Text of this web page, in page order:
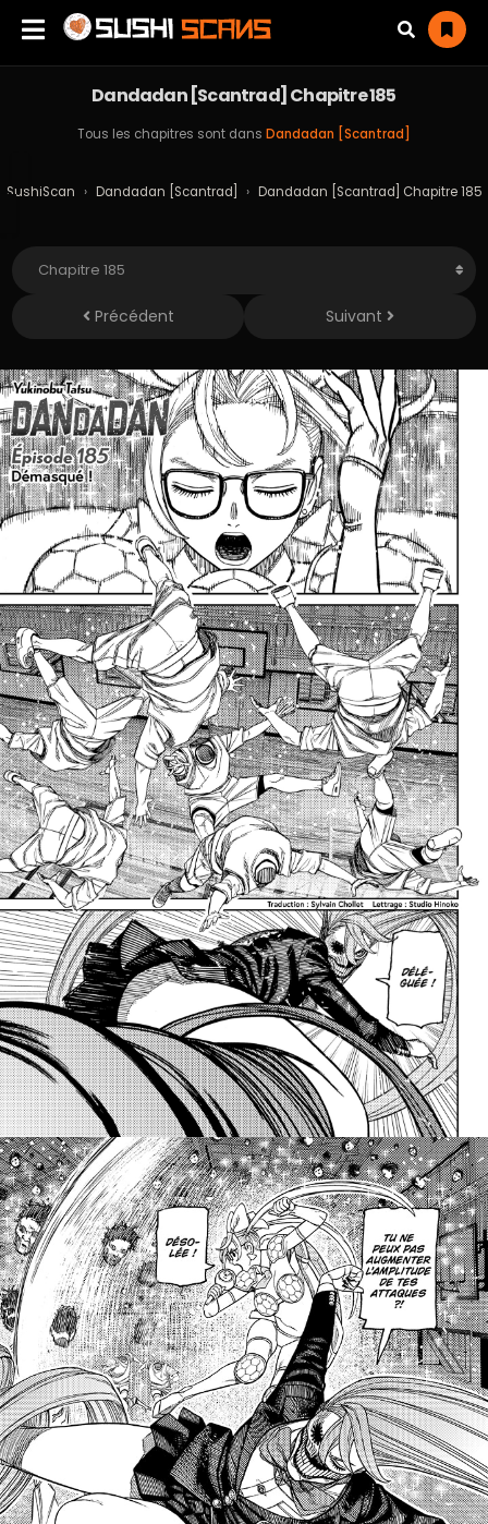
Dandadan [Scantrad] Chapitre 185
Tous les chapitres sont dans Dandadan [Scantrad]
SushiScan › Dandadan [Scantrad] › Dandadan [Scantrad] Chapitre 185
Précédent Suivant